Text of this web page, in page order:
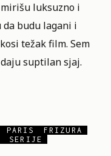
luksuzno i
budu lagani i
težak film. Sem
suptilan sjaj.
PARIS
FRIZURA
SERIJE